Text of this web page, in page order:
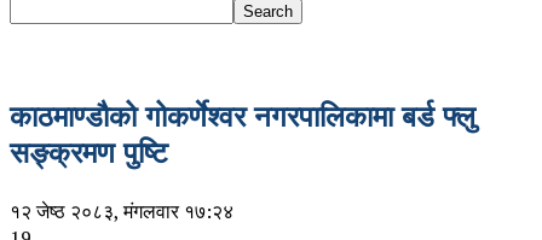
काठमाण्डौको गोकर्णेश्वर नगरपालिकामा बर्ड फ्लु
सङ्क्रमण पुष्टि
१२ जेष्ठ २०८३, मंगलवार १७:२४